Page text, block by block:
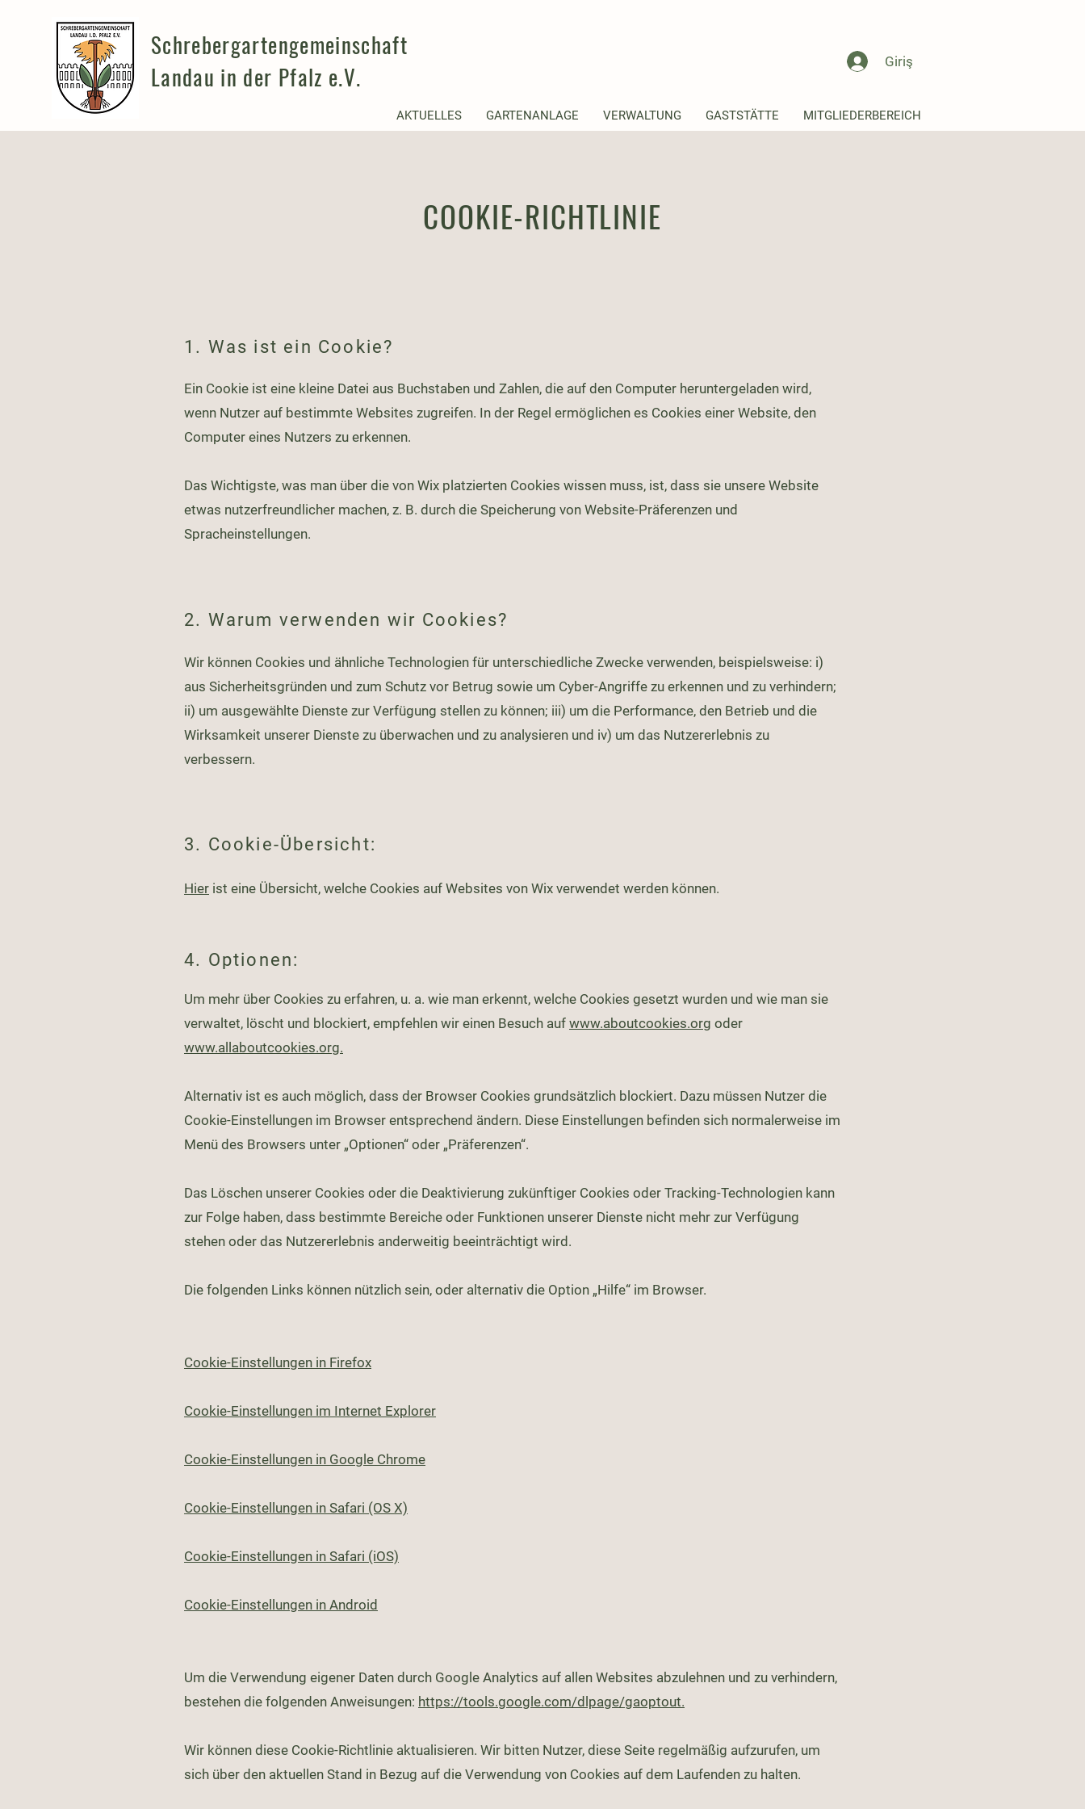
Schrebergartengemeinschaft
Landau in der Pfalz e.V.
Giriş
AKTUELLES GARTENANLAGE VERWALTUNG GASTSTÄTTE MITGLIEDERBEREICH
COOKIE-RICHTLINIE
1. Was ist ein Cookie?
Ein Cookie ist eine kleine Datei aus Buchstaben und Zahlen, die auf den Computer heruntergeladen wird,
wenn Nutzer auf bestimmte Websites zugreifen. In der Regel ermöglichen es Cookies einer Website, den
Computer eines Nutzers zu erkennen.
Das Wichtigste, was man über die von Wix platzierten Cookies wissen muss, ist, dass sie unsere Website
etwas nutzerfreundlicher machen, z. B. durch die Speicherung von Website-Präferenzen und
Spracheinstellungen.
2. Warum verwenden wir Cookies?
Wir können Cookies und ähnliche Technologien für unterschiedliche Zwecke verwenden, beispielsweise: i)
aus Sicherheitsgründen und zum Schutz vor Betrug sowie um Cyber-Angriffe zu erkennen und zu verhindern;
ii) um ausgewählte Dienste zur Verfügung stellen zu können; iii) um die Performance, den Betrieb und die
Wirksamkeit unserer Dienste zu überwachen und zu analysieren und iv) um das Nutzererlebnis zu
verbessern.
3. Cookie-Übersicht:
Hier ist eine Übersicht, welche Cookies auf Websites von Wix verwendet werden können.
4. Optionen:
Um mehr über Cookies zu erfahren, u. a. wie man erkennt, welche Cookies gesetzt wurden und wie man sie
verwaltet, löscht und blockiert, empfehlen wir einen Besuch auf www.aboutcookies.org oder
www.allaboutcookies.org.
Alternativ ist es auch möglich, dass der Browser Cookies grundsätzlich blockiert. Dazu müssen Nutzer die
Cookie-Einstellungen im Browser entsprechend ändern. Diese Einstellungen befinden sich normalerweise im
Menü des Browsers unter „Optionen“ oder „Präferenzen“.
Das Löschen unserer Cookies oder die Deaktivierung zukünftiger Cookies oder Tracking-Technologien kann
zur Folge haben, dass bestimmte Bereiche oder Funktionen unserer Dienste nicht mehr zur Verfügung
stehen oder das Nutzererlebnis anderweitig beeinträchtigt wird.
Die folgenden Links können nützlich sein, oder alternativ die Option „Hilfe“ im Browser.
Cookie-Einstellungen in Firefox
Cookie-Einstellungen im Internet Explorer
Cookie-Einstellungen in Google Chrome
Cookie-Einstellungen in Safari (OS X)
Cookie-Einstellungen in Safari (iOS)
Cookie-Einstellungen in Android
Um die Verwendung eigener Daten durch Google Analytics auf allen Websites abzulehnen und zu verhindern,
bestehen die folgenden Anweisungen: https://tools.google.com/dlpage/gaoptout.
Wir können diese Cookie-Richtlinie aktualisieren. Wir bitten Nutzer, diese Seite regelmäßig aufzurufen, um
sich über den aktuellen Stand in Bezug auf die Verwendung von Cookies auf dem Laufenden zu halten.